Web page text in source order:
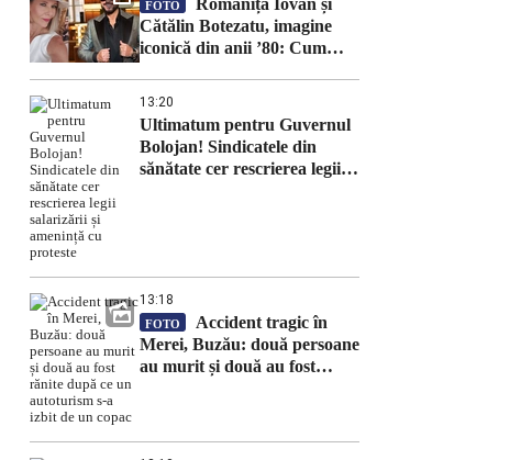
FOTO
Romanița Iovan și
Cătălin Botezatu, imagine
iconică din anii ’80: Cum
13:20
Ultimatum pentru Guvernul
Bolojan! Sindicatele din
sănătate cer rescrierea legii
13:18
FOTO
Accident tragic în
Merei, Buzău: două persoane
au murit și două au fost